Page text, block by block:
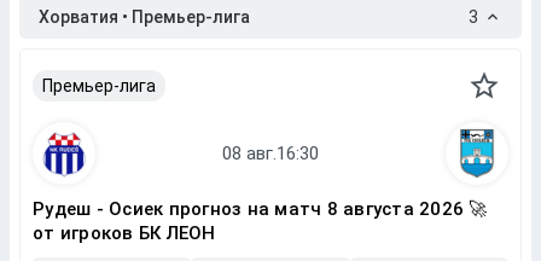
Хорватия • Премьер-лига 3
Премьер-лига
Рудеш - Осиек прогноз на матч 8 августа 2026 🚀
от игроков БК ЛЕОН